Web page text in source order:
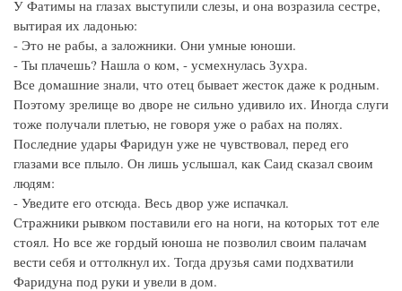
У Фатимы на глазах выступили слезы, и она возразила сестре,
вытирая их ладонью:
- Это не рабы, а заложники. Они умные юноши.
- Ты плачешь? Нашла о ком, - усмехнулась Зухра.
Все домашние знали, что отец бывает жесток даже к родным.
Поэтому зрелище во дворе не сильно удивило их. Иногда слуги
тоже получали плетью, не говоря уже о рабах на полях.
Последние удары Фаридун уже не чувствовал, перед его
глазами все плыло. Он лишь услышал, как Саид сказал своим
людям:
- Уведите его отсюда. Весь двор уже испачкал.
Стражники рывком поставили его на ноги, на которых тот еле
стоял. Но все же гордый юноша не позволил своим палачам
вести себя и оттолкнул их. Тогда друзья сами подхватили
Фаридуна под руки и увели в дом.